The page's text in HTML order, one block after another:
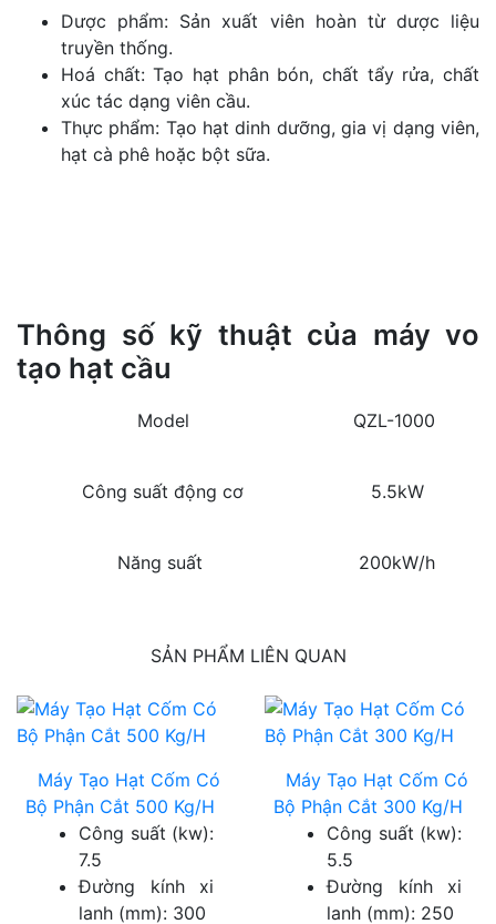
Dược phẩm: Sản xuất viên hoàn từ dược liệu
truyền thống.
Hoá chất: Tạo hạt phân bón, chất tẩy rửa, chất
xúc tác dạng viên cầu.
Thực phẩm: Tạo hạt dinh dưỡng, gia vị dạng viên,
hạt cà phê hoặc bột sữa.
Thông số kỹ thuật của máy vo
tạo hạt cầu
Model QZL-1000
Công suất động cơ 5.5kW
Năng suất 200kW/h
SẢN PHẨM LIÊN QUAN
Máy Tạo Hạt Cốm Có
Bộ Phận Cắt 500 Kg/H
Công suất (kw):
7.5
Đường kính xi
lanh (mm): 300
Máy Tạo Hạt Cốm Có
Bộ Phận Cắt 300 Kg/H
Công suất (kw):
5.5
Đường kính xi
lanh (mm): 250